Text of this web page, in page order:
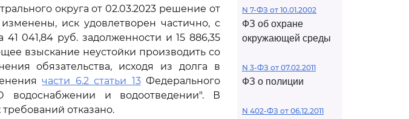
округа от 02.03.2023 решение от
иск удовлетворен частично, с
041,84 руб. задолженности и 15 886,35
взыскание неустойки производить со
обязательства, исходя из долга в
части 6.2 статьи 13Федерального
водоснабжении и водоотведении". В
отказано.
N 7-ФЗ от 10.01.2002
ФЗ об охране
окружающей среды
N 3-ФЗ от 07.02.2011
ФЗ о полиции
N 402-ФЗ от 06.12.2011